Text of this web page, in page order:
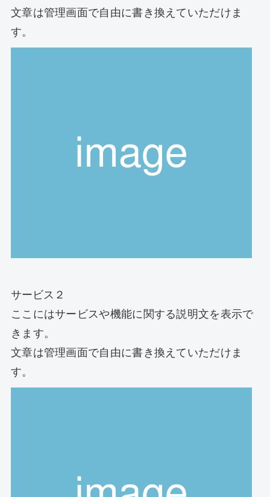
文章は管理画面で自由に書き換えていただけま
す。
サービス２
ここにはサービスや機能に関する説明文を表示で
きます。
文章は管理画面で自由に書き換えていただけま
す。